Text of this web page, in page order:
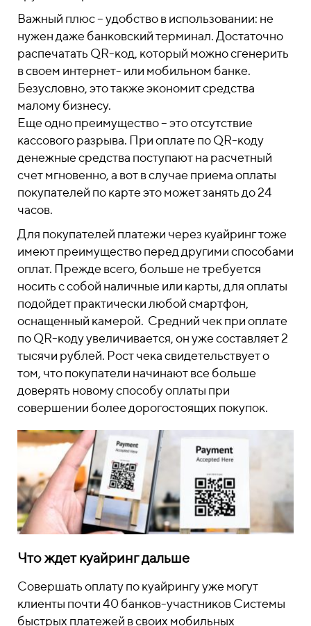
Важный плюс – удобство в использовании: не
нужен даже банковский терминал. Достаточно
распечатать QR-код, который можно сгенерить
в своем интернет- или мобильном банке.
Безусловно, это также экономит средства
малому бизнесу.
Еще одно преимущество – это отсутствие
кассового разрыва. При оплате по QR-коду
денежные средства поступают на расчетный
счет мгновенно, а вот в случае приема оплаты
покупателей по карте это может занять до 24
часов.
Для покупателей платежи через куайринг тоже
имеют преимущество перед другими способами
оплат. Прежде всего, больше не требуется
носить с собой наличные или карты, для оплаты
подойдет практически любой смартфон,
оснащенный камерой. Средний чек при оплате
по QR-коду увеличивается, он уже составляет 2
тысячи рублей. Рост чека свидетельствует о
том, что покупатели начинают все больше
доверять новому способу оплаты при
совершении более дорогостоящих покупок.
Что ждет куайринг дальше
Совершать оплату по куайрингу уже могут
клиенты почти 40 банков-участников Системы
быстрых платежей в своих мобильных